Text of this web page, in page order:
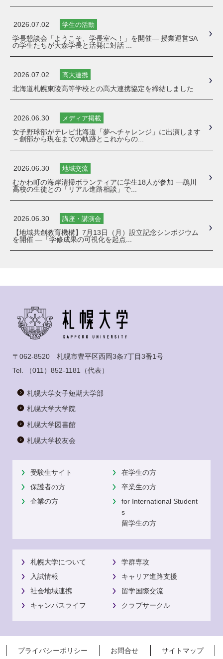
2026.07.02 学生の活動
学長懇談会「ようこそ、学長室へ！」を開催― 授業運営SA
の学生たちが大森学長と活発に対話 ...
2026.07.02 高大連携
北海道札幌東陵高等学校との高大連携協定を締結しました
2026.06.30 メディア掲載
女子野球部がテレビ北海道「夢へチャレンジ」に出演します
－創部から現在までの軌跡とこれからの...
2026.06.30 地域交流
むかわ町の海岸清掃ボランティアに学生18人が参加 ―鵡川
高校の生徒との「リアル進路相談」で...
2026.06.30 講座・講演会
【地域共創教育機構】7月13日（月）設立記念シンポジウム
を開催 ―「学修成果の可視化を起点...
〒062-8520 札幌市豊平区西岡3条7丁目3番1号
Tel.
（011）852-1181 （代表）
札幌大学女子短期大学部
札幌大学大学院
札幌大学図書館
札幌大学校友会
受験生サイト
在学生の方
保護者の方
卒業生の方
企業の方
for International Student
s
留学生の方
札幌大学について
学群専攻
入試情報
キャリア進路支援
社会地域連携
留学国際交流
キャンパスライフ
クラブサークル
プライバシーポリシー お問合せ サイトマップ